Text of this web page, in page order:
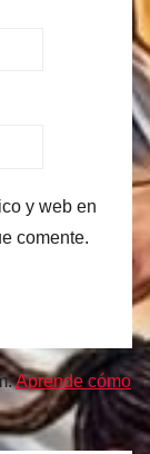
y web en
comente.
Aprende cómo